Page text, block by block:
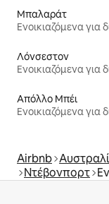
Μπαλαράτ
Ενοικιαζόμενα για
Λόνσεστον
Ενοικιαζόμενα για
Απόλλο Μπέι
Ενοικιαζόμενα για
Airbnb
Ντέβονπορτ